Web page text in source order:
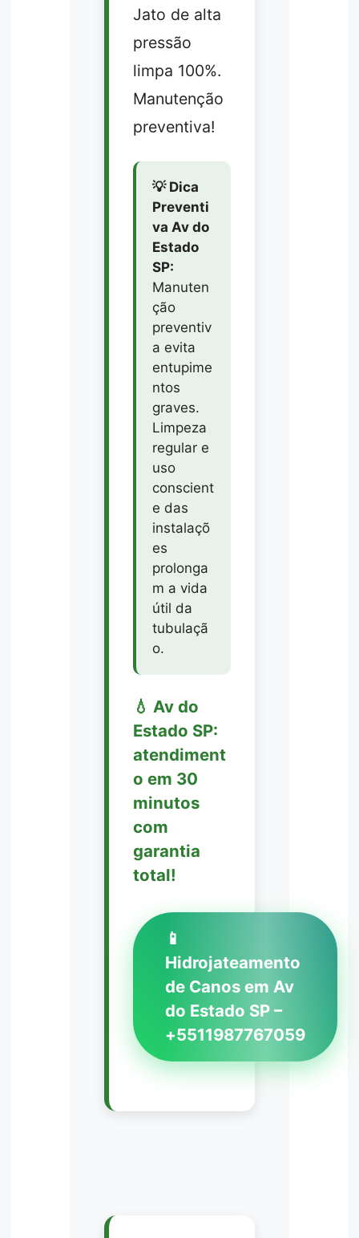
Jato de alta
pressão
limpa 100%.
Manutenção
preventiva!
💡 Dica
Preventi
va Av do
Estado
SP:
Manuten
ção
preventiv
a evita
entupime
ntos
graves.
Limpeza
regular e
uso
conscient
e das
instalaçõ
es
prolonga
m a vida
útil da
tubulaçã
o.
💧 Av do
Estado SP:
atendiment
o em 30
minutos
com
garantia
total!
📱
Hidrojateamento
de Canos em Av
do Estado SP –
+5511987767059